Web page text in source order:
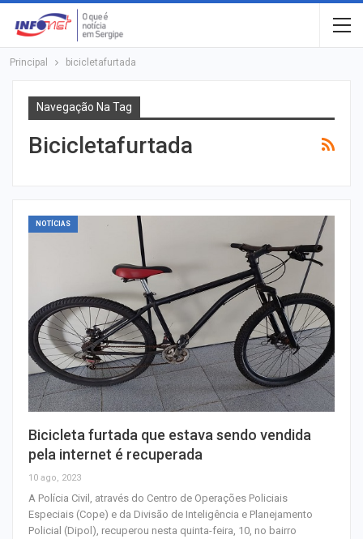
Principal bicicletafurtada
Navegação Na Tag
Bicicletafurtada
NOTÍCIAS
Bicicleta furtada que estava sendo vendida
pela internet é recuperada
10 ago, 2023
A Polícia Civil, através do Centro de Operações Policiais
Especiais (Cope) e da Divisão de Inteligência e Planejamento
Policial (Dipol), recuperou nesta quinta-feira, 10, no bairro